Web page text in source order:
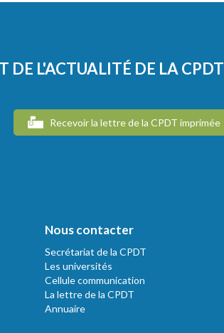
DE L'ACTUALITÉ DE LA CPDT
Recevoir la lettre de la CPDT imprimée
Nous contacter
Secrétariat de la CPDT
Les universités
Cellule communication
La lettre de la CPDT
Annuaire